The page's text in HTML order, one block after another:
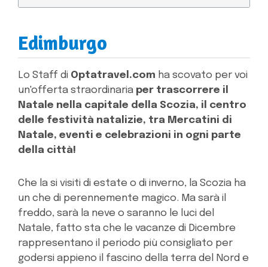
Edimburgo
Lo Staff di Optatravel.com ha scovato per voi
un'offerta straordinaria per trascorrere il
Natale nella capitale della Scozia, il centro
delle festività natalizie, tra Mercatini di
Natale, eventi e celebrazioni in ogni parte
della città!
Che la si visiti di estate o di inverno, la Scozia ha
un che di perennemente magico. Ma sarà il
freddo, sarà la neve o saranno le luci del
Natale, fatto sta che le vacanze di Dicembre
rappresentano il periodo più consigliato per
godersi appieno il fascino della terra del Nord e